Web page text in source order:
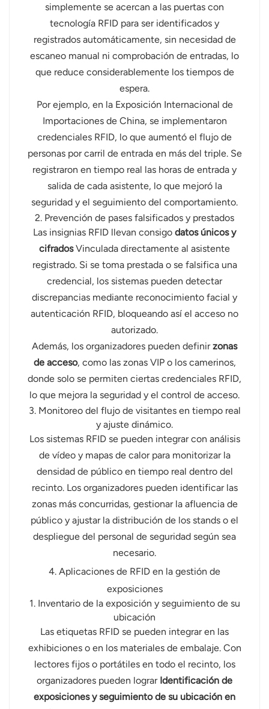
simplemente se acercan a las puertas con
tecnología RFID para ser identificados y
registrados automáticamente, sin necesidad de
escaneo manual ni comprobación de entradas, lo
que reduce considerablemente los tiempos de
espera.
Por ejemplo, en la Exposición Internacional de
Importaciones de China, se implementaron
credenciales RFID, lo que aumentó el flujo de
personas por carril de entrada en más del triple. Se
registraron en tiempo real las horas de entrada y
salida de cada asistente, lo que mejoró la
seguridad y el seguimiento del comportamiento.
2. Prevención de pases falsificados y prestados
Las insignias RFID llevan consigo datos únicos y
cifradosVinculada directamente al asistente
registrado. Si se toma prestada o se falsifica una
credencial, los sistemas pueden detectar
discrepancias mediante reconocimiento facial y
autenticación RFID, bloqueando así el acceso no
autorizado.
Además, los organizadores pueden definirzonas
de acceso, como las zonas VIP o los camerinos,
donde solo se permiten ciertas credenciales RFID,
lo que mejora la seguridad y el control de acceso.
3. Monitoreo del flujo de visitantes en tiempo real
y ajuste dinámico.
Los sistemas RFID se pueden integrar con análisis
de vídeo y mapas de calor para monitorizar la
densidad de público en tiempo real dentro del
recinto. Los organizadores pueden identificar las
zonas más concurridas, gestionar la afluencia de
público y ajustar la distribución de los stands o el
despliegue del personal de seguridad según sea
necesario.
4. Aplicaciones de RFID en la gestión de
exposiciones
1. Inventario de la exposición y seguimiento de su
ubicación
Las etiquetas RFID se pueden integrar en las
exhibiciones o en los materiales de embalaje. Con
lectores fijos o portátiles en todo el recinto, los
organizadores pueden lograr Identificación de
exposiciones y seguimiento de su ubicación en